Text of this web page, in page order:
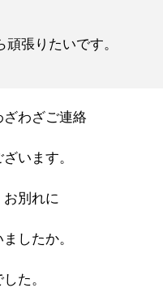
頑張りたいです。
わざご連絡
います。
お別れに
したか。
た。